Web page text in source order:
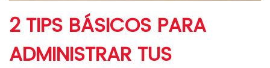
2 TIPS BÁSICOS PARA
ADMINISTRAR TUS